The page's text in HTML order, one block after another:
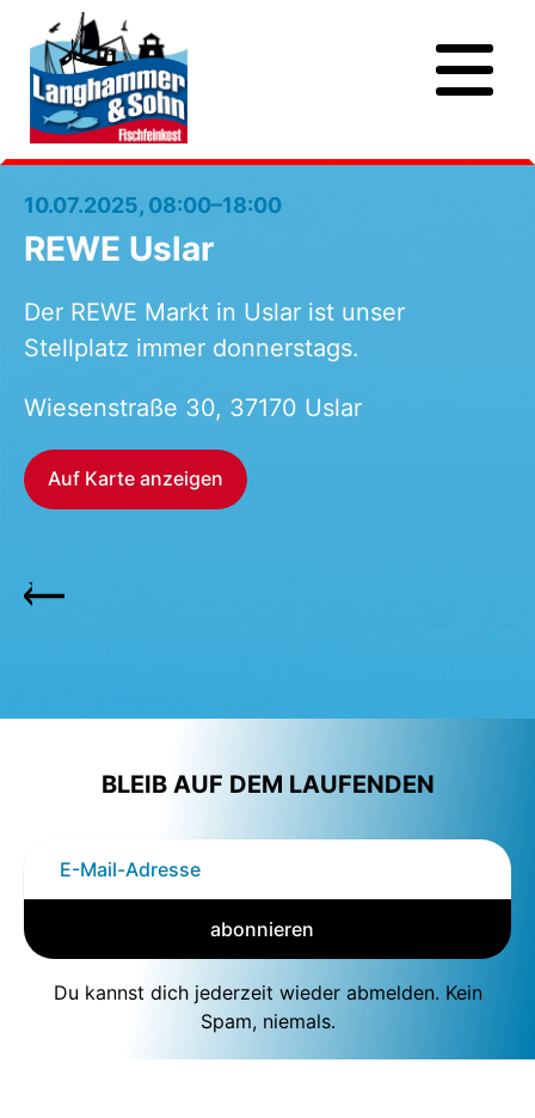
10.07.2025, 08:00–18:00
REWE Uslar
Der REWE Markt in Uslar ist unser
Stellplatz immer donnerstags.
Wiesenstraße 30, 37170 Uslar
Auf Karte anzeigen
BLEIB AUF DEM LAUFENDEN
abonnieren
Du kannst dich jederzeit wieder abmelden. Kein
Spam, niemals.